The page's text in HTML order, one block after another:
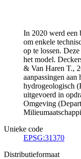
In 2020 werd een
om enkele
op te lossen.
het model.
& Van Haren T.,
aanpassingen
hydrogeologisch
uitgevoerd in
Omgeving
Unieke code
EPSG:31370
Distributieformaat